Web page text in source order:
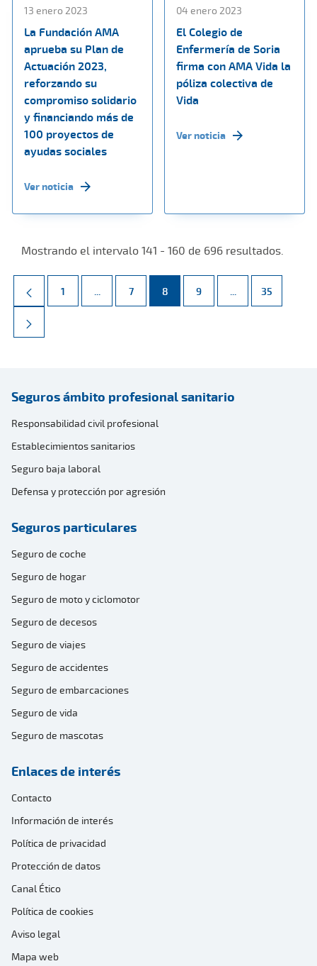
13 enero 2023
La Fundación AMA
aprueba su Plan de
Actuación 2023,
reforzando su
compromiso solidario
y financiando más de
100 proyectos de
ayudas sociales
Ver noticia
04 enero 2023
El Colegio de
Enfermería de Soria
firma con AMA Vida la
póliza colectiva de
Vida
Ver noticia
Mostrando el intervalo 141 - 160 de 696 resultados.
Página
1 ... Páginas intermedias Use TAB para desplazarse.
Página
7 Página
8 Página
9 ... Páginas
Página
35
Seguros ámbito profesional sanitario
Responsabilidad civil profesional
Establecimientos sanitarios
Seguro baja laboral
Defensa y protección por agresión
Seguros particulares
Seguro de coche
Seguro de hogar
Seguro de moto y ciclomotor
Seguro de decesos
Seguro de viajes
Seguro de accidentes
Seguro de embarcaciones
Seguro de vida
Seguro de mascotas
Enlaces de interés
Contacto
Información de interés
Política de privacidad
Protección de datos
Canal Ético
Política de cookies
Aviso legal
Mapa web